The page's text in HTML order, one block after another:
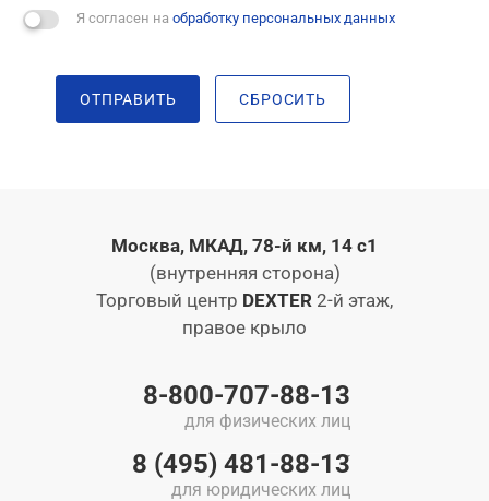
Я согласен на обработку персональных данных
ОТПРАВИТЬ СБРОСИТЬ
Москва, МКАД, 78-й км, 14 с1
(внутренняя сторона)
Торговый центр DEXTER 2-й этаж,
правое крыло
8-800-707-88-13
для физических лиц
8 (495) 481-88-13
для юридических лиц